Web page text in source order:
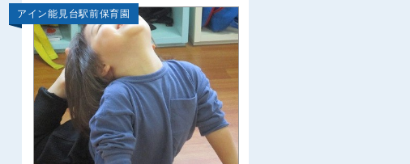
アイン能見台駅前保育園